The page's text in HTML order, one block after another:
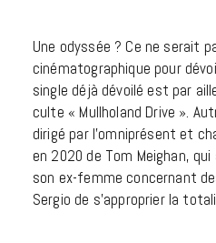
Une odyssée ? Ce ne serait
cinématographique pour
single déjà dévoilé est par
culte « Mullholand Drive ».
dirigé par l’omniprésent et
en 2020 de Tom Meighan,
son ex-femme concernant
Sergio de s’approprier la